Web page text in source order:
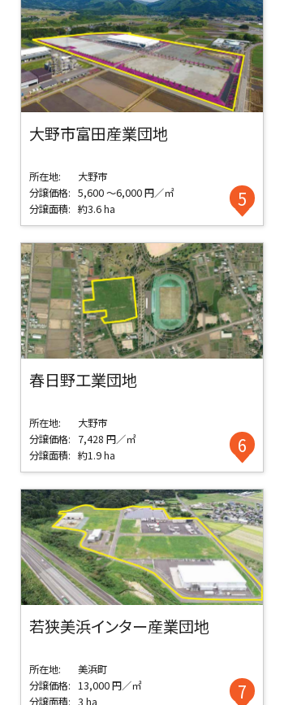
大野市富田産業団地
所在地:
大野市
分譲価格: 5,600 ～6,000 円／㎡
分譲面積: 約3.6 ha 5
春日野工業団地
所在地:
大野市
分譲価格:
7,428 円／㎡
分譲面積: 約1.9 ha 6
若狭美浜インター産業団地
所在地:
美浜町
分譲価格: 13,000 円／㎡
分譲面積: 3 ha 7